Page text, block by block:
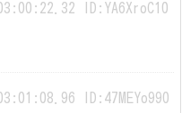
ID:YA6XroC10
ID:47MEYo990